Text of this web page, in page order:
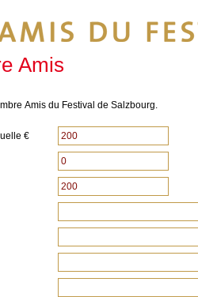
Amis
Amis du Festival de Salzbourg.
€
200